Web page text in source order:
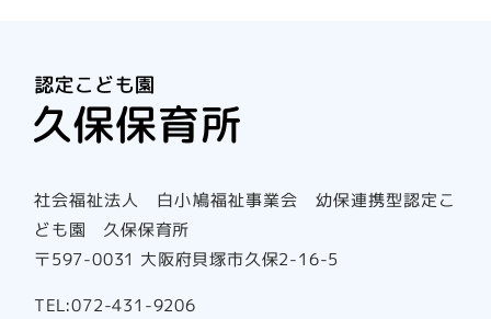
社会福祉法人 白小鳩福祉事業会 幼保連携型認定こ
ども園 久保保育所
〒597-0031 大阪府貝塚市久保2-16-5
TEL:072-431-9206